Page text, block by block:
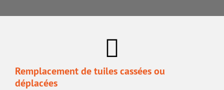
Remplacement de tuiles cassées ou
déplacées